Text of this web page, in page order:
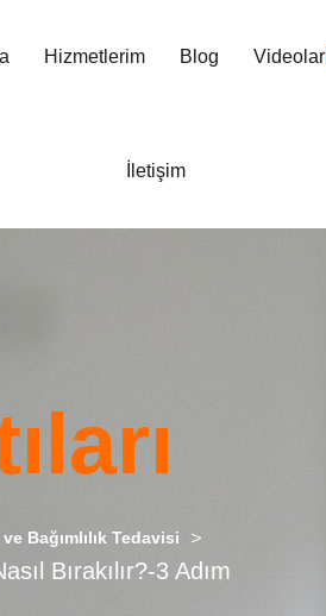
Hizmetlerim Blog Videolar
İletişim
ve Bağımlılık Tedavisi >
Bırakılır?-3 Adım